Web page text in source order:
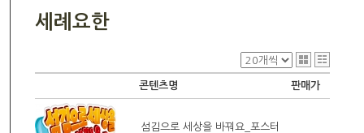
세례요한
콘텐츠명 판매가
섬김으로 세상을 바꿔요_포스터